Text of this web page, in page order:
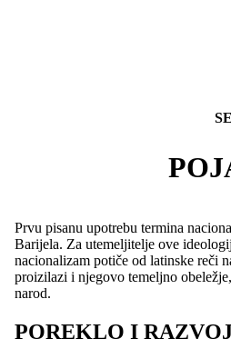
Prvu pisanu upotrebu termina
Barijela. Za utemeljitelje ove
nacionalizam potiče od latinske reči
proizilazi i njegovo temeljno
narod.
POREKLO I